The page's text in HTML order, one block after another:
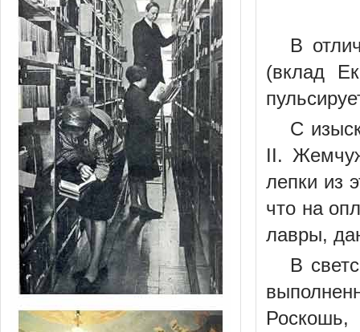
В
(вклад
С
II.
лепки из
что на
лавры,
В
Роскошь,